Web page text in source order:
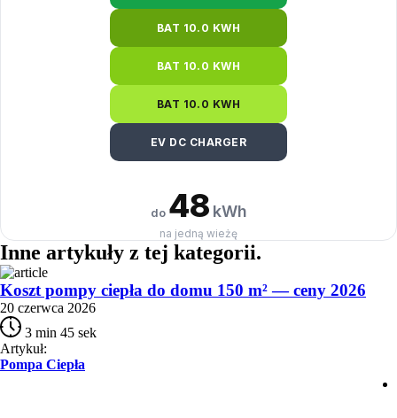
BAT 10.0 KWH
BAT 10.0 KWH
BAT 10.0 KWH
EV DC CHARGER
do 48 kWh
na jedną wieżę
Inne artykuły z tej kategorii.
Koszt pompy ciepła do domu 150 m² — ceny 2026
20 czerwca 2026
3 min 45 sek
Artykuł:
Pompa Ciepła